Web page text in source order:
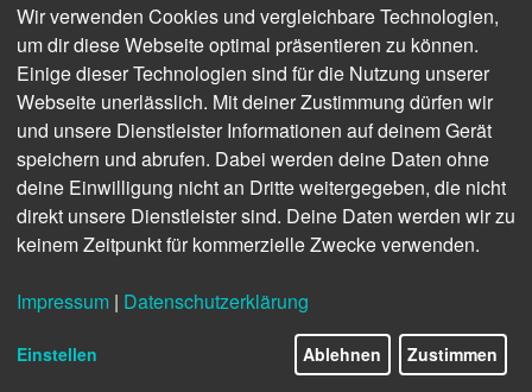
FÜR JEDEN
GOLFMOMENT DER
Wir verwenden Cookies und vergleichbare Technologien,
um dir diese Webseite optimal präsentieren zu können.
Einige dieser Technologien sind für die Nutzung unserer
Webseite unerlässlich. Mit deiner Zustimmung dürfen wir
und unsere Dienstleister Informationen auf deinem Gerät
speichern und abrufen. Dabei werden deine Daten ohne
deine Einwilligung nicht an Dritte weitergegeben, die nicht
direkt unsere Dienstleister sind. Deine Daten werden wir zu
keinem Zeitpunkt für kommerzielle Zwecke verwenden.
Impressum | Datenschutzerklärung
Einstellen Ablehnen Zustimmen